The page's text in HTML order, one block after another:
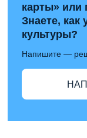
карты» или
Знаете, как
культуры?
Напишите —